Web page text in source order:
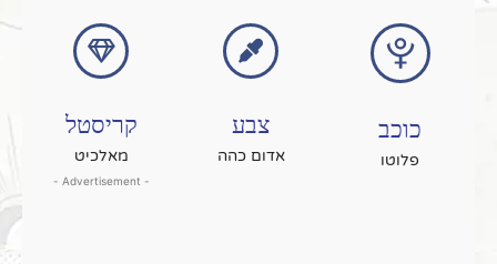
כוכב
פלוטו
צבע
אדום כהה
קריסטל
מאלכיט
- Advertisement -